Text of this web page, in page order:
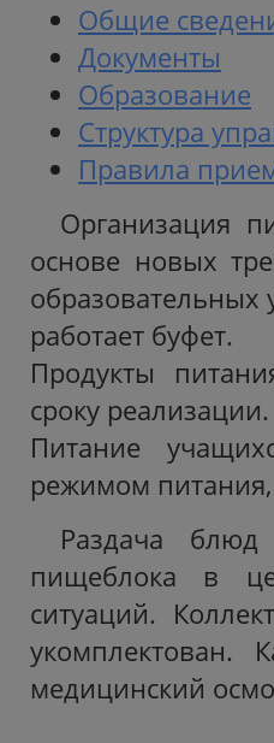
Общие
Документы
Образование
Структура
Правила
Организация
основе новых
работает буфет.
Продукты
сроку реализации.
Питание
режимом
Раздача блюд
пищеблока в
ситуаций.
укомплектован.
медицинский